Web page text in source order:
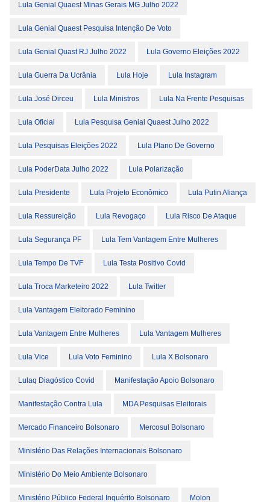
Lula Genial Quaest Minas Gerais MG Julho 2022
Lula Genial Quaest Pesquisa Intenção De Voto
Lula Genial Quast RJ Julho 2022 Lula Governo Eleições 2022
Lula Guerra Da Ucrânia Lula Hoje Lula Instagram
Lula José Dirceu Lula Ministros Lula Na Frente Pesquisas
Lula Oficial Lula Pesquisa Genial Quaest Julho 2022
Lula Pesquisas Eleições 2022 Lula Plano De Governo
Lula PoderData Julho 2022 Lula Polarização
Lula Presidente Lula Projeto Econômico Lula Putin Aliança
Lula Ressureição Lula Revogaço Lula Risco De Ataque
Lula Segurança PF Lula Tem Vantagem Entre Mulheres
Lula Tempo De TVF Lula Testa Positivo Covid
Lula Troca Marketeiro 2022 Lula Twitter
Lula Vantagem Eleitorado Feminino
Lula Vantagem Entre Mulheres Lula Vantagem Mulheres
Lula Vice Lula Voto Feminino Lula X Bolsonaro
Lulaq Diagóstico Covid Manifestação Apoio Bolsonaro
Manifestação Contra Lula MDA Pesquisas Eleitorais
Mercado Financeiro Bolsonaro Mercosul Bolsonaro
Ministério Das Relações Internacionais Bolsonaro
Ministério Do Meio Ambiente Bolsonaro
Ministério Público Federal Inquérito Bolsonaro Molon